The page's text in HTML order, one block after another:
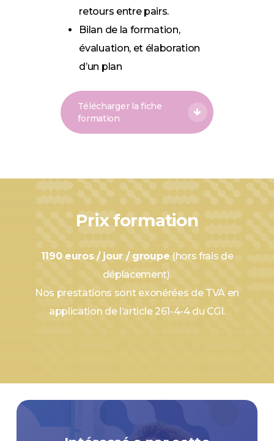
retours entre pairs.
Bilan de la formation,
évaluation, et élaboration
d’un plan
Télécharger la fiche
formation
Prix formation
1190 euros / jour / groupe (hors frais de
déplacement).
Nos prestations sont exonérées de TVA en
application de l’article 261-4-4 du CGI.